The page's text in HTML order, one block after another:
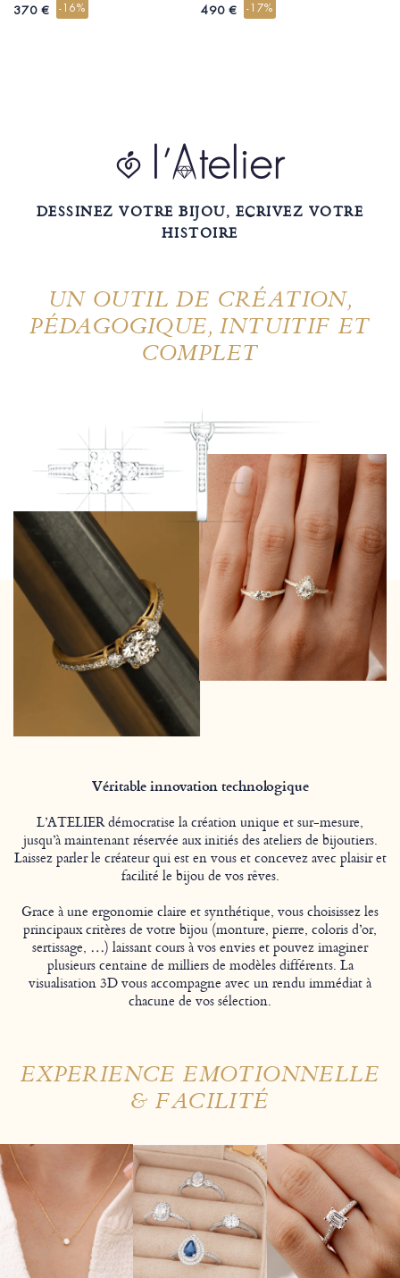
370 € -16% 490 € -17%
DESSINEZ VOTRE BIJOU, ECRIVEZ VOTRE
HISTOIRE
UN OUTIL DE CRÉATION,
PÉDAGOGIQUE, INTUITIF ET
COMPLET
Véritable innovation technologique
L’ATELIER démocratise la création unique et sur-mesure,
jusqu’à maintenant réservée aux initiés des ateliers de bijoutiers.
Laissez parler le créateur qui est en vous et concevez avec plaisir et
facilité le bijou de vos rêves.
Grace à une ergonomie claire et synthétique, vous choisissez les
principaux critères de votre bijou (monture, pierre, coloris d’or,
sertissage, …) laissant cours à vos envies et pouvez imaginer
plusieurs centaine de milliers de modèles différents. La
visualisation 3D vous accompagne avec un rendu immédiat à
chacune de vos sélection.
EXPERIENCE EMOTIONNELLE
& FACILITÉ